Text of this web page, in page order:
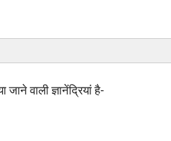
जाने वाली ज्ञानेंद्रियां है-